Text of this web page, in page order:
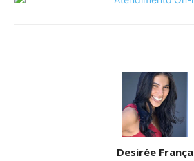
Desirée França